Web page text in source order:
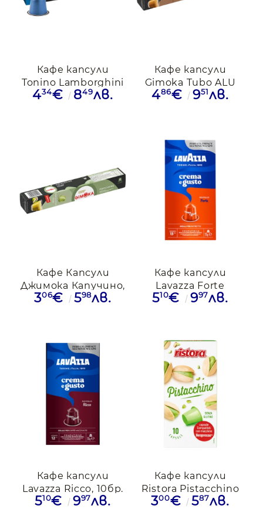
Кафе капсули
Tonino Lamborghini
Decaffeinato
434€ 849лв.
Кафе капсули
Gimoka Tubo ALU
Nocciolino, 10бр.
486€ 951лв.
Кафе Капсули
Джимока Капучино,
Шамфъстък,
306€ 598лв.
Кафе капсули
Lavazza Forte
съвместими с
510€ 997лв.
Кафе капсули
Lavazza Ricco, 10бр.
Nespresso
510€ 997лв.
Кафе капсули
Ristora Pistacchino
съвместими с
300€ 587лв.